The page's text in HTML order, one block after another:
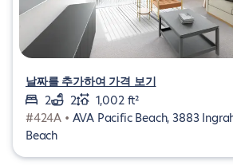
날짜를 추가하여 가격 보기
2
2
1,002 ft²
#424A • AVA Pacific Beach, 3883
Beach